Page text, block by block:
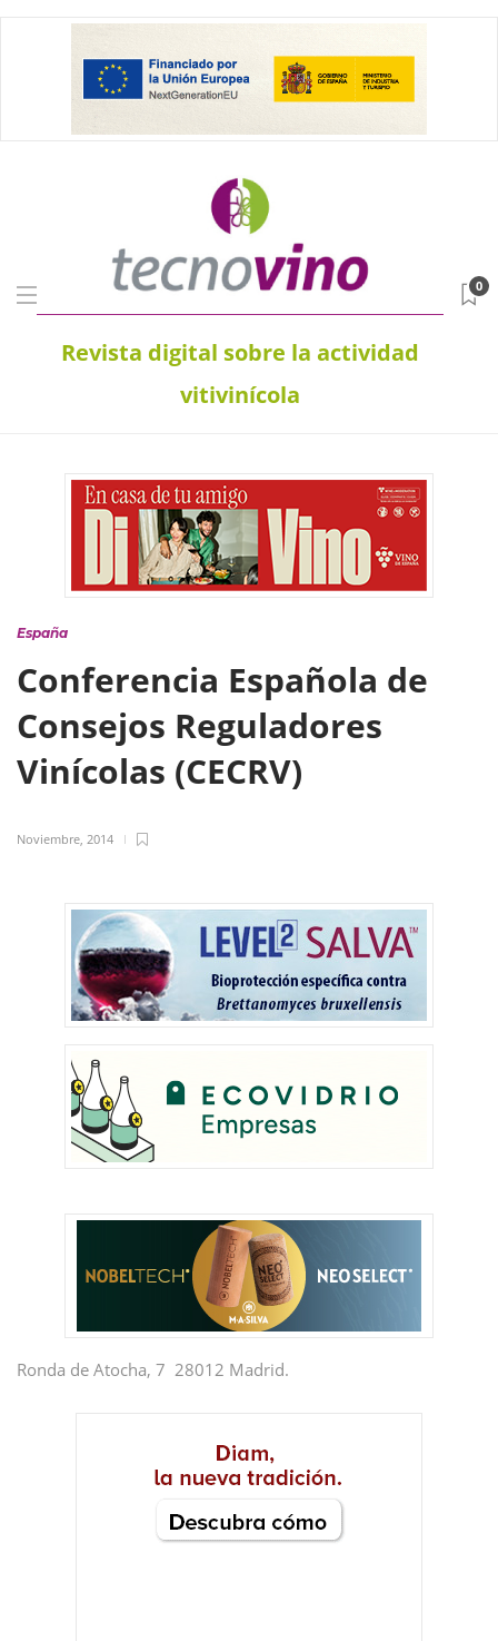
Revista digital sobre la actividad
vitivinícola
0
España
Conferencia Española de
Consejos Reguladores
Vinícolas (CECRV)
Noviembre, 2014
Ronda de Atocha, 7 28012 Madrid.